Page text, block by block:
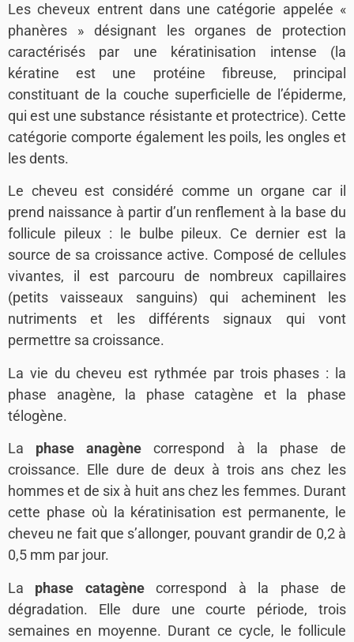
-10% OFFERTS
Sur votre première commande
OBTENIR MON CODE
En vous inscrivant vous acceptez de recevoir
nos communications
Les cheveux entrent dans une catégorie appelée «
phanères » désignant les organes de protection
caractérisés par une kératinisation intense (la
kératine est une protéine fibreuse, principal
constituant de la couche superficielle de l’épiderme,
qui est une substance résistante et protectrice). Cette
catégorie comporte également les poils, les ongles et
les dents.
Le cheveu est considéré comme un organe car il
prend naissance à partir d’un renflement à la base du
follicule pileux : le bulbe pileux. Ce dernier est la
source de sa croissance active. Composé de cellules
vivantes, il est parcouru de nombreux capillaires
(petits vaisseaux sanguins) qui acheminent les
nutriments et les différents signaux qui vont
permettre sa croissance.
La vie du cheveu est rythmée par trois phases : la
phase anagène, la phase catagène et la phase
télogène.
La phase anagènecorrespond à la phase de
croissance. Elle dure de deux à trois ans chez les
hommes et de six à huit ans chez les femmes. Durant
cette phase où la kératinisation est permanente, le
cheveu ne fait que s’allonger, pouvant grandir de 0,2 à
0,5 mm par jour.
La phase catagènecorrespond à la phase de
dégradation. Elle dure une courte période, trois
semaines en moyenne. Durant ce cycle, le follicule